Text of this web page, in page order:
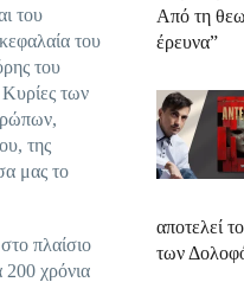
του
του
του
των
της
μας το
πλαίσιο
200 χρόνια
Από τη
έρευνα”
αποτελεί
των